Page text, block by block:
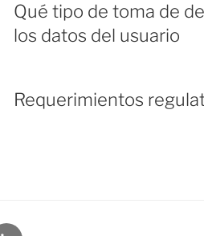
Qué tipo de toma de
los datos del usuario
Requerimientos
Linkedin